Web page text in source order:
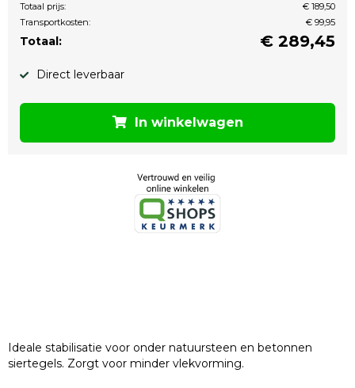
Totaal prijs:
€ 189,50
Transportkosten:
€ 99,95
Totaal: € 289,45
Direct leverbaar
In winkelwagen
Ideale stabilisatie voor onder natuursteen en betonnen
siertegels. Zorgt voor minder vlekvorming.